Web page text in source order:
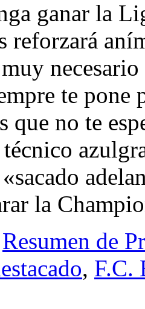
ganar la
reforzará
te pone
que no te
técnico
la
Resumen de
, F.C.